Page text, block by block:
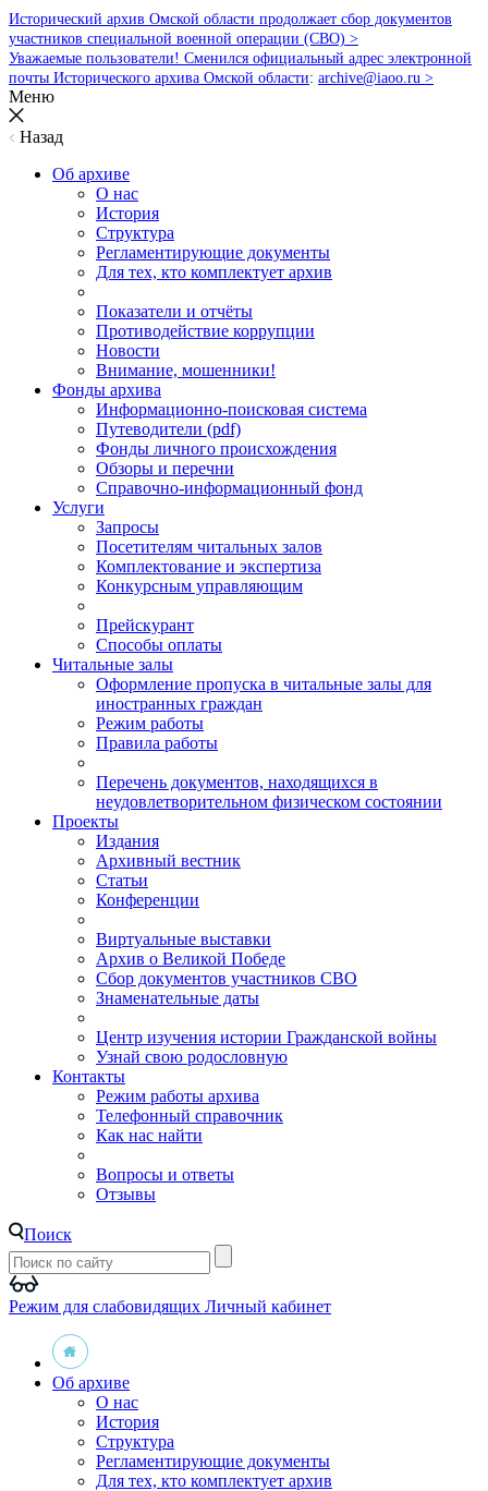
Исторический архив Омской области продолжает сбор документов
участников специальной военной операции (СВО) >
Уважаемые пользователи! Сменился официальный адрес электронной
почты Исторического архива Омской области: archive@iaoo.ru >
Меню
Назад
Об архиве
О нас
История
Структура
Регламентирующие документы
Для тех, кто комплектует архив
Показатели и отчёты
Противодействие коррупции
Новости
Внимание, мошенники!
Фонды архива
Информационно-поисковая система
Путеводители (pdf)
Фонды личного происхождения
Обзоры и перечни
Справочно-информационный фонд
Услуги
Запросы
Посетителям читальных залов
Комплектование и экспертиза
Конкурсным управляющим
Прейскурант
Способы оплаты
Читальные залы
Оформление пропуска в читальные залы для
иностранных граждан
Режим работы
Правила работы
Перечень документов, находящихся в
неудовлетворительном физическом состоянии
Проекты
Издания
Архивный вестник
Статьи
Конференции
Виртуальные выставки
Архив о Великой Победе
Сбор документов участников СВО
Знаменательные даты
Центр изучения истории Гражданской войны
Узнай свою родословную
Контакты
Режим работы архива
Телефонный справочник
Как нас найти
Вопросы и ответы
Отзывы
Поиск
Режим для слабовидящих Личный кабинет
Об архиве
О нас
История
Структура
Регламентирующие документы
Для тех, кто комплектует архив